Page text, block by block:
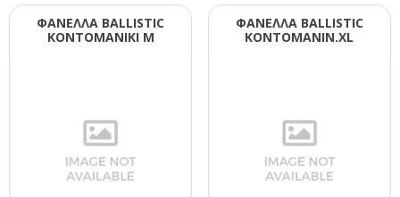
ΦΑΝΕΛΛΑ ΒΑLLΙSΤΙC
ΚΟΝΤΟΜΑΝΙΚΙ Μ
ΦΑΝΕΛΛΑ ΒΑLLΙSΤΙC
ΚΟΝΤΟΜΑΝΙΝ.ΧL